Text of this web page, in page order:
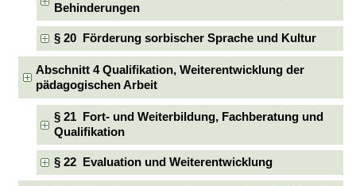
Behinderungen
§ 20 Förderung sorbischer Sprache und Kultur
Abschnitt 4 Qualifikation, Weiterentwicklung der
pädagogischen Arbeit
§ 21 Fort- und Weiterbildung, Fachberatung und
Qualifikation
§ 22 Evaluation und Weiterentwicklung